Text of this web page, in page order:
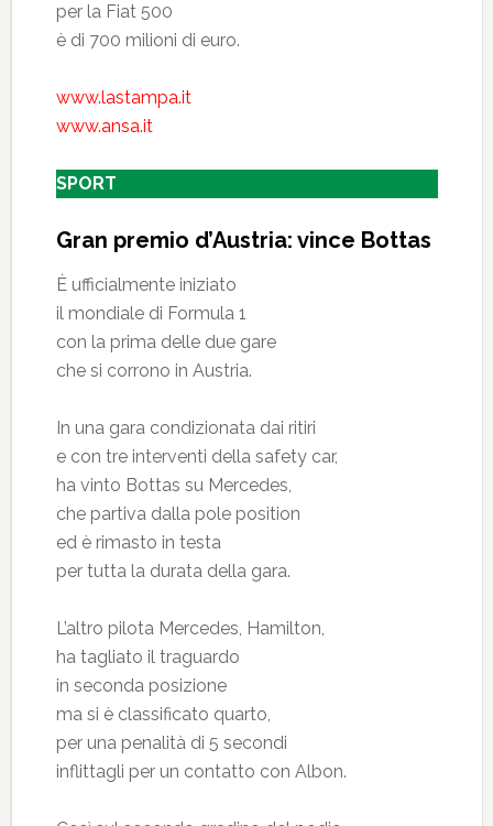
per la Fiat 500
è di 700 milioni di euro.
www.lastampa.it
www.ansa.it
SPORT
Gran premio d’Austria: vince Bottas
È ufficialmente iniziato
il mondiale di Formula 1
con la prima delle due gare
che si corrono in Austria.
In una gara condizionata dai ritiri
e con tre interventi della safety car,
ha vinto Bottas su Mercedes,
che partiva dalla pole position
ed è rimasto in testa
per tutta la durata della gara.
L’altro pilota Mercedes, Hamilton,
ha tagliato il traguardo
in seconda posizione
ma si è classificato quarto,
per una penalità di 5 secondi
inflittagli per un contatto con Albon.